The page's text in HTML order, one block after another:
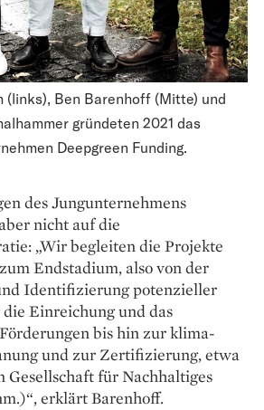
(links), Ben Barenhoff (Mitte) und
gründeten 2021 das
Deepgreen Funding.
des Jungunternehmens
nicht auf die
„Wir begleiten die Projekte
End­stadium, also von der
Identifizierung potenzieller
Einreichung und das
bis hin zur klima­
und zur Zertifizierung, etwa
Gesellschaft für Nach­haltiges
erklärt ­Barenhoff.